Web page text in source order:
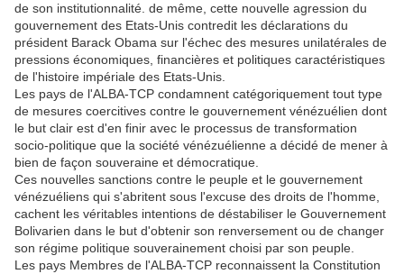
de son institutionnalité. de même, cette nouvelle agression du
gouvernement des Etats-Unis contredit les déclarations du
président Barack Obama sur l'échec des mesures unilatérales de
pressions économiques, financières et politiques caractéristiques
de l'histoire impériale des Etats-Unis.
Les pays de l'ALBA-TCP condamnent catégoriquement tout type
de mesures coercitives contre le gouvernement vénézuélien dont
le but clair est d'en finir avec le processus de transformation
socio-politique que la société vénézuélienne a décidé de mener à
bien de façon souveraine et démocratique.
Ces nouvelles sanctions contre le peuple et le gouvernement
vénézuéliens qui s'abritent sous l'excuse des droits de l'homme,
cachent les véritables intentions de déstabiliser le Gouvernement
Bolivarien dans le but d'obtenir son renversement ou de changer
son régime politique souverainement choisi par son peuple.
Les pays Membres de l'ALBA-TCP reconnaissent la Constitution